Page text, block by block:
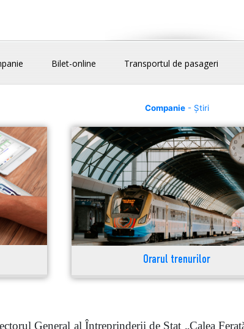
Bilet-online Transportul de pasageri
Companie- Știri
Orarul trenurilor
General al Întreprinderii de Stat „Calea